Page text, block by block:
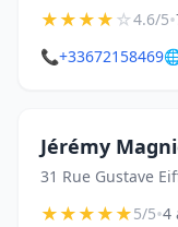
★★★★☆4.6/5•
📞+33672158469
Jérémy
31 Rue Gustave
★★★★★5/5•4